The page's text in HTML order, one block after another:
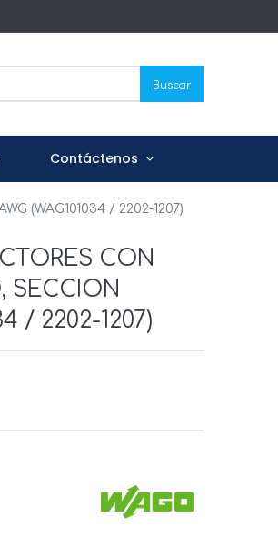
Buscar
Contáctenos
(WAG101034 / 2202-1207)
CON
SECCION
/ 2202-1207)